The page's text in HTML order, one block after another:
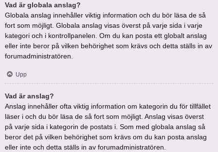
Vad är globala anslag?
Globala anslag innehåller viktig information och du bör läsa de så
fort som möjligt. Globala anslag visas överst på varje sida i varje
kategori och i kontrollpanelen. Om du kan posta ett globalt anslag
eller inte beror på vilken behörighet som krävs och detta ställs in av
forumadministratören.
Upp
Vad är anslag?
Anslag innehåller ofta viktig information om kategorin du för tillfället
läser i och du bör läsa de så fort som möjligt. Anslag visas överst
på varje sida i kategorin de postats i. Som med globala anslag så
beror det på vilken behörighet som krävs om du kan posta anslag
eller inte och detta ställs in av forumadministratören.